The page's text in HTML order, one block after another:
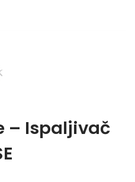
– Ispaljivač